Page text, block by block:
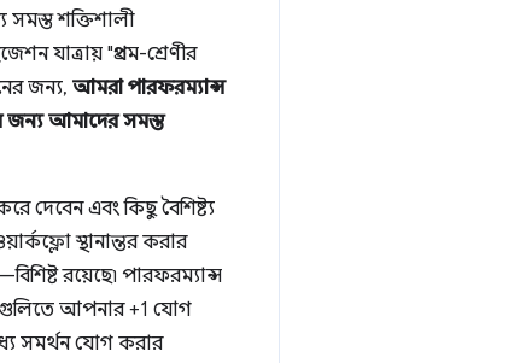
শক্তিশালী
যাত্রায় "প্রথম-শ্রেণীর
জন্য, আমরা পারফরম্যান্স
জন্য আমাদের সমস্ত
দেবেন এবং কিছু বৈশিষ্ট্য
স্থানান্তর করার
রয়েছে৷ পারফরম্যান্স
আপনার +1 যোগ
সমর্থন যোগ করার